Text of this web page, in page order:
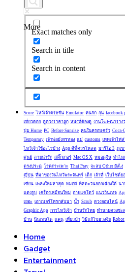
More
Exact matches only
Search in title
Search in content
Score ไหว้เจ้าตรุษจีน Emulator คนรัก กุน facebook
เที่ยวดอย ดูดวงราคาถูก หนังที่ต้องดู งานโฆษณาราง
ปุ่ม Home PC Before Sunrise คนในครอบครัว Coca-
Temporary เจ้าพ่อมังกรทอง แม่ customs เทพเจ้าไท่
ไหว้เจ้าใช้อะไรบ้าง App ดีที่ควรโหลด มาริโอ 3 ภูเข
ศูนย์ ลายน่ารัก สติ๊กเกอร์ Mac OS X หมอดูจีน ทำไม
ตรงประตู โรคกระเพาะ Thai Pray จะลบ Other ยังไง
ญี่ปุ่น ที่มาของวันไหว้พระจันทร์ เด็ก เจ้าที่ เว็บไซต์ย
เซียน เพลงใหม่ล่าสุด หมอผี ทิศตะวันออกเฉียงใต้ นา
แต่งรูป เครื่องเหมือนใหม่ อายแชโดว์ แนววินเทจ
เยอะ เอาเบอร์โทรกลับมา น้ำ Scrub ดวงออนไลน์
Graphic App การไหว้เจ้า บ้านรักไทย ทำนายดวงชะ
บ้าน นินเทนโด แคนู เที่ยวป่า วิธีแก้ไขฮวงจุ้ย Robot
Home
Gadget
Entertainment